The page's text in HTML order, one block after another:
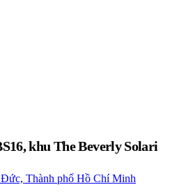
khu The Beverly Solari
Thành phố Hồ Chí Minh